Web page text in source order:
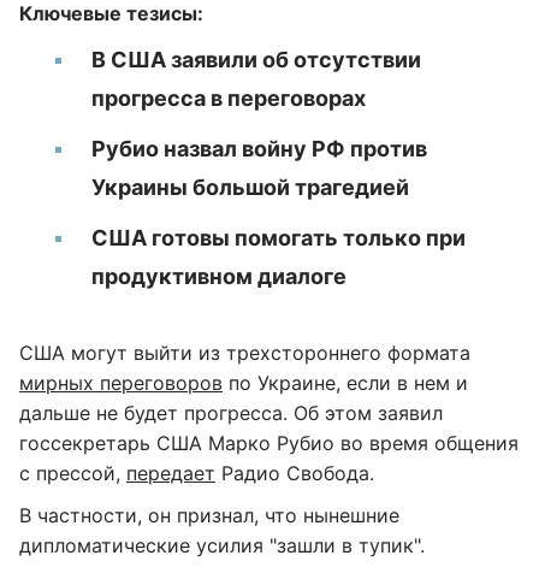
Ключевые тезисы:
В США заявили об отсутствии
прогресса в переговорах
Рубио назвал войну РФ против
Украины большой трагедией
США готовы помогать только при
продуктивном диалоге
США могут выйти из трехстороннего формата
мирных переговоров по Украине, если в нем и
дальше не будет прогресса. Об этом заявил
госсекретарь США Марко Рубио во время общения
с прессой, передает Радио Свобода.
В частности, он признал, что нынешние
дипломатические усилия "зашли в тупик".